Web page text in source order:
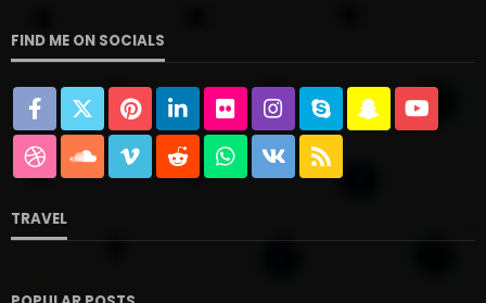
FIND ME ON SOCIALS
TRAVEL